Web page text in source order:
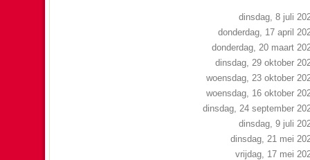
dinsdag, 8 juli
donderdag, 17 april
donderdag, 20 maart
dinsdag, 29 oktober
woensdag, 23 oktober
woensdag, 16 oktober
dinsdag, 24 september
dinsdag, 9 juli
dinsdag, 21 mei
vrijdag, 17 mei